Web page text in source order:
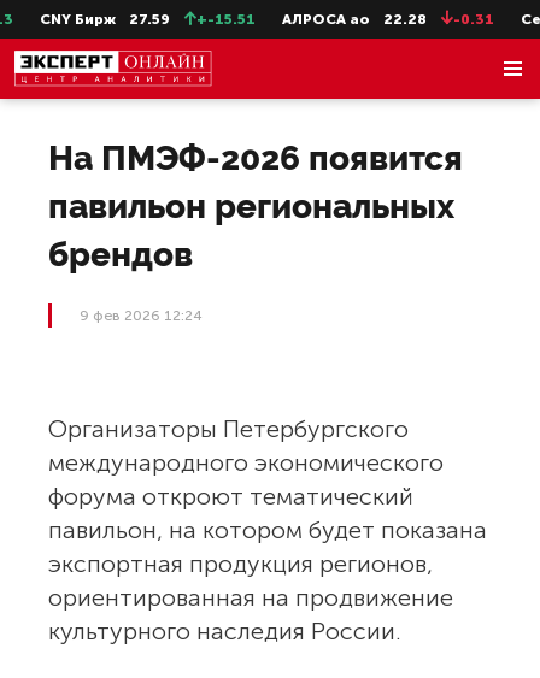
CNY Бирж 27.59 +-15.51 АЛРОСА ао 22.28 -0.31
На ПМЭФ-2026 появится
павильон региональных
брендов
9 фев 2026 12:24
Организаторы Петербургского
международного экономического
форума откроют тематический
павильон, на котором будет показана
экспортная продукция регионов,
ориентированная на продвижение
культурного наследия России.